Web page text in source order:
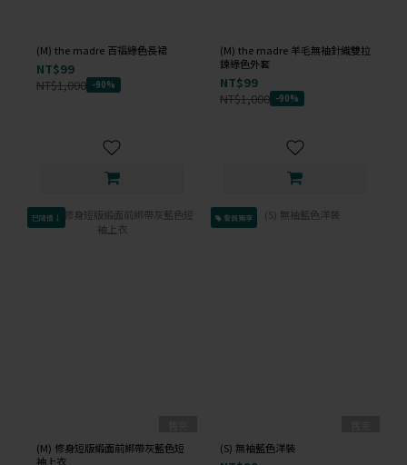
(M) the madre 百褶綠色長裙
NT$99
NT$1,000 -90%
(M) the madre 羊毛無袖針織雙拉
鍊綠色外套
NT$99
NT$1,000 -90%
已降價↓
(M) 修身短版緞面前綁帶灰藍色短
袖上衣
會員獨享
(S) 無袖藍色洋裝